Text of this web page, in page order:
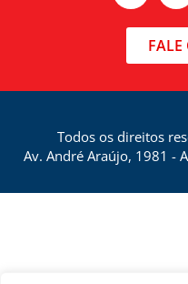
FALE
Todos os direitos
Av. André Araújo, 1981 -